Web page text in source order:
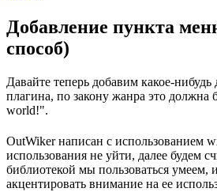
Добавление пункта
способ)
Давайте теперь добавим какое-
плагина, по закону жанра это должна
world!".
OutWiker написан с использованием
использования не уйти, далее будем
библиотекой мы пользоваться умеем,
акцентировать внимание на ее